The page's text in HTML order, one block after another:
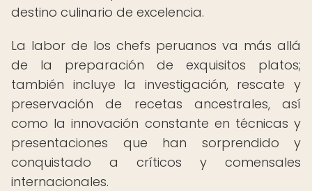
destino culinario de excelencia.
La labor de los chefs peruanos va más allá
de la preparación de exquisitos platos;
también incluye la investigación, rescate y
preservación de recetas ancestrales, así
como la innovación constante en técnicas y
presentaciones que han sorprendido y
conquistado a críticos y comensales
internacionales.